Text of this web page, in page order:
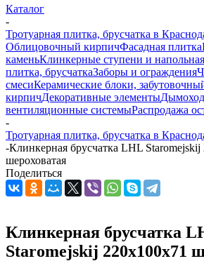
Каталог
-
Тротуарная плитка, брусчатка в
Облицовочный кирпичФасадная плитка
каменьКлинкерные ступени и
плитка, брусчаткаЗаборы и ограждения
смесиКерамические блоки,
кирпичДекоративные элементы
вентиляционные системыРаспродажа
-
Тротуарная плитка, брусчатка в
-Клинкерная брусчатка LHL Staromejskij
шероховатая
Поделиться
Клинкерная брусчатка
Staromejskij 220x100x71